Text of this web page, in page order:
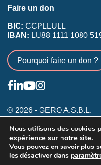
Faire un don
BIC: CCPLLULL
IBAN: LU88 1111 1080
Pourquoi faire un don ?
© 2026 - GERO A.S.B.L.
Conditions générales
Inscription membres
Annonceurs
Nous utilisons des cookies
expérience sur notre site.
Vous pouvez en savoir plus
les désactiver dans